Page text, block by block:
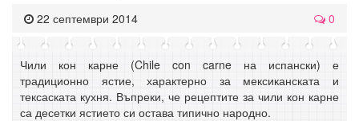
22 септември 2014 0
Чили кон карне (Chile con carne на испански) е
традиционно ястие, характерно за мексиканската и
тексаската кухня. Въпреки, че рецептите за чили кон карне
са десетки ястието си остава типично народно.